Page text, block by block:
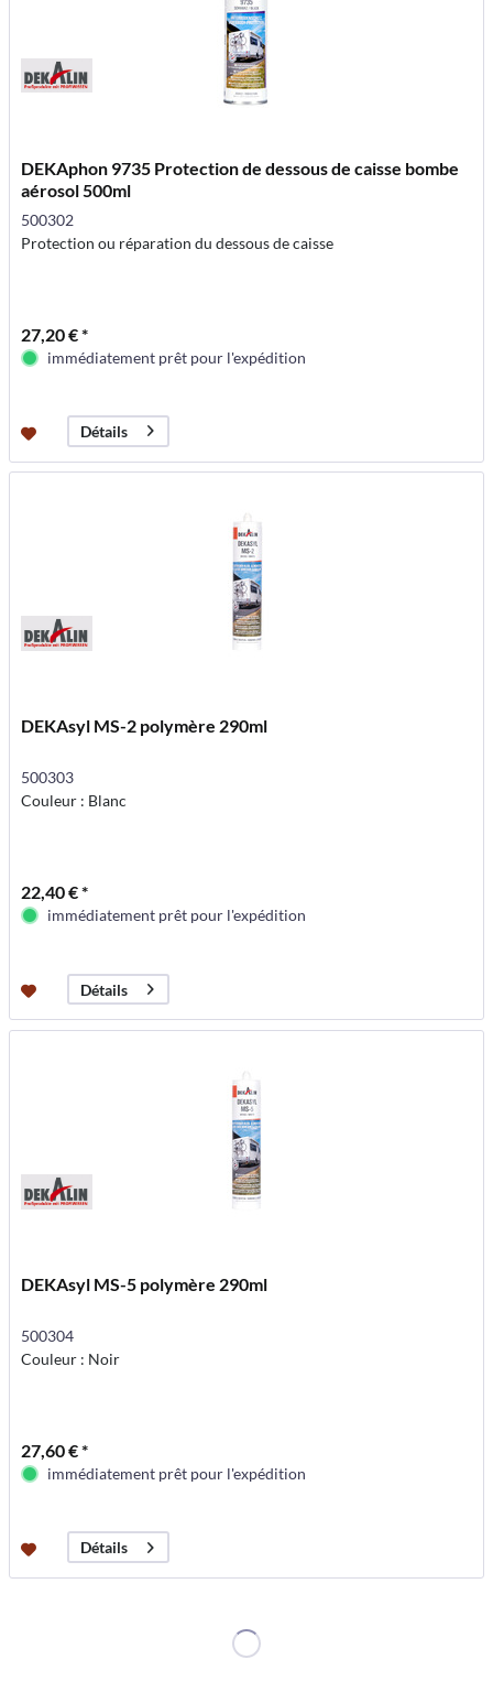
DEKAphon 9735 Protection de dessous de caisse bombe
aérosol 500ml
500302
Protection ou réparation du dessous de caisse
27,20 € *
immédiatement prêt pour l'expédition
Détails
DEKAsyl MS-2 polymère 290ml
500303
Couleur : Blanc
22,40 € *
immédiatement prêt pour l'expédition
Détails
DEKAsyl MS-5 polymère 290ml
500304
Couleur : Noir
27,60 € *
immédiatement prêt pour l'expédition
Détails